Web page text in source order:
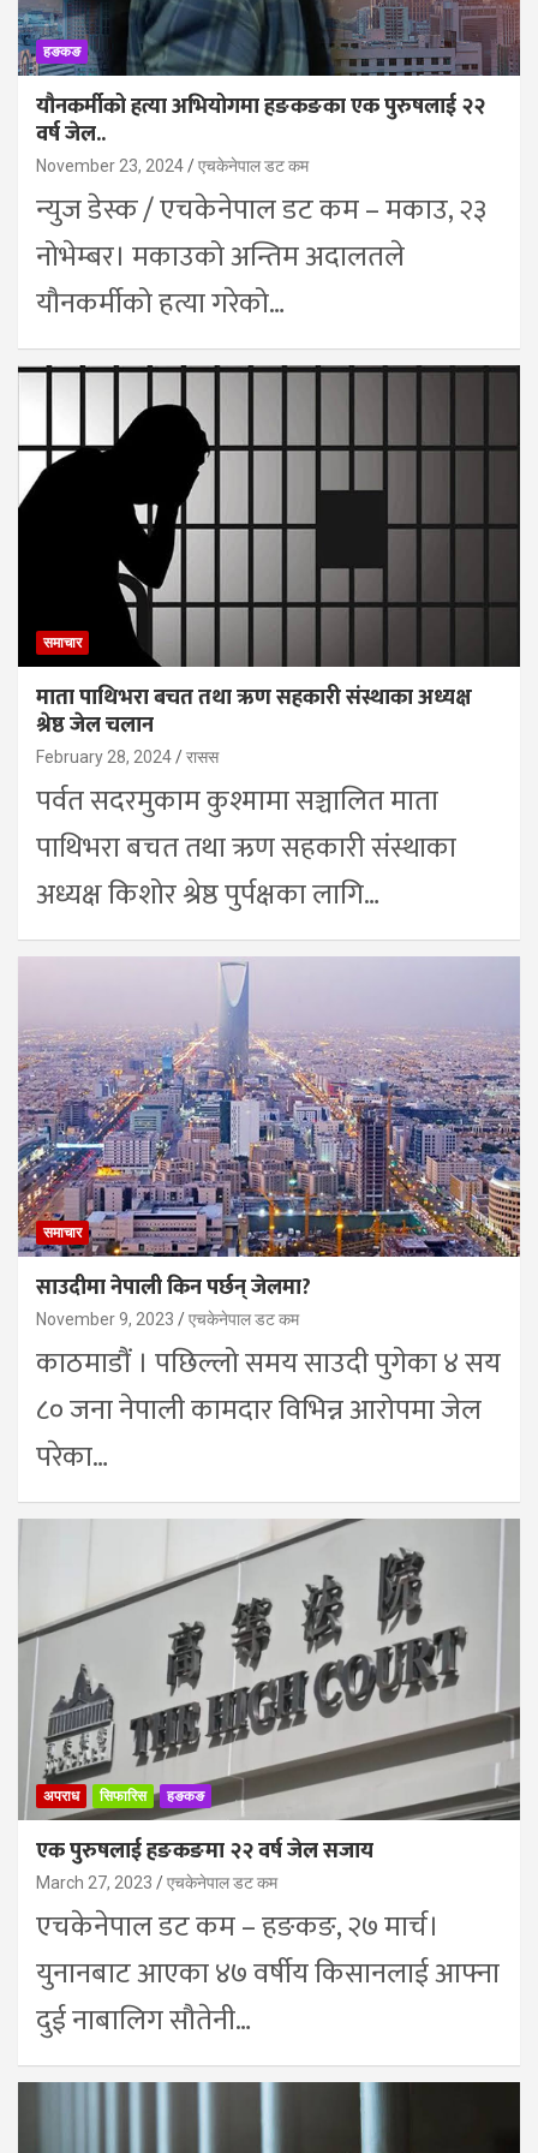
हङकङ
यौनकर्मीको हत्या अभियोगमा हङकङका एक पुरुषलाई २२
वर्ष जेल..
November 23, 2024 एचकेनेपाल डट कम
न्युज डेस्क / एचकेनेपाल डट कम – मकाउ, २३
नोभेम्बर। मकाउको अन्तिम अदालतले
यौनकर्मीको हत्या गरेको…
समाचार
माता पाथिभरा बचत तथा ऋण सहकारी संस्थाका अध्यक्ष
श्रेष्ठ जेल चलान
February 28, 2024 रासस
पर्वत सदरमुकाम कुश्मामा सञ्चालित माता
पाथिभरा बचत तथा ऋण सहकारी संस्थाका
अध्यक्ष किशोर श्रेष्ठ पुर्पक्षका लागि…
समाचार
साउदीमा नेपाली किन पर्छन् जेलमा?
November 9, 2023 एचकेनेपाल डट कम
काठमाडौं । पछिल्लो समय साउदी पुगेका ४ सय
८० जना नेपाली कामदार विभिन्न आरोपमा जेल
परेका…
अपराध सिफारिस हङकङ
एक पुरुषलाई हङकङमा २२ वर्ष जेल सजाय
March 27, 2023 एचकेनेपाल डट कम
एचकेनेपाल डट कम – हङकङ, २७ मार्च।
युनानबाट आएका ४७ वर्षीय किसानलाई आफ्ना
दुई नाबालिग सौतेनी…